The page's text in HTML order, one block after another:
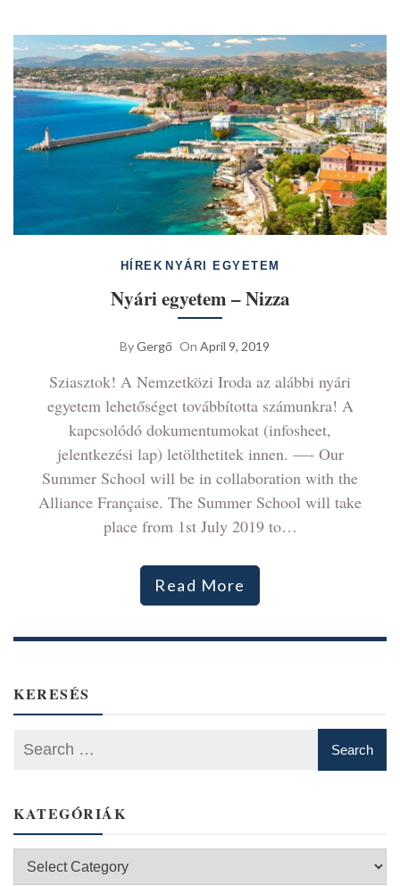
HÍREK NYÁRI EGYETEM
Nyári egyetem – Nizza
ByGergő On April 9, 2019
Sziasztok! A Nemzetközi Iroda az alábbi nyári
egyetem lehetőséget továbbította számunkra! A
kapcsolódó dokumentumokat (infosheet,
jelentkezési lap) letölthetitek innen. —- Our
Summer School will be in collaboration with the
Alliance Française. The Summer School will take
place from 1st July 2019 to…
Read More
KERESÉS
KATEGÓRIÁK
Kategóriák